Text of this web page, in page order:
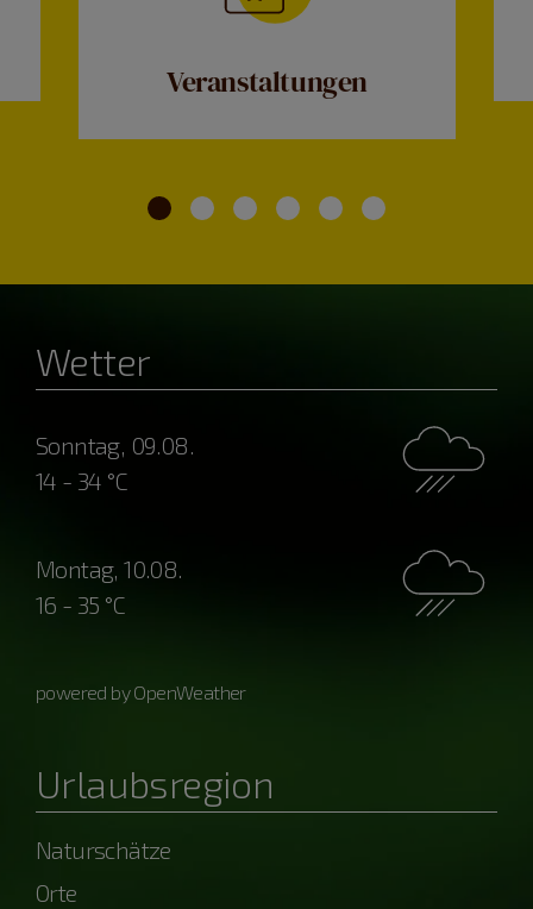
Veranstaltungen
Wetter
Sonntag, 09.08.
14 - 34 °C
Montag, 10.08.
16 - 35 °C
powered by OpenWeather
Urlaubsregion
Naturschätze
Orte